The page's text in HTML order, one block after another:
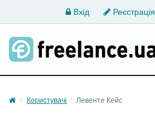
Вхід Реєстрація
Користувачі Левенте Кейс